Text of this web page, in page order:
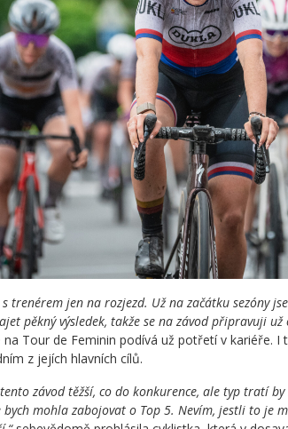
trenérem jen na rozjezd. Už na začátku sezóny
pěkný výsledek, takže se na závod připravuji už
na Tour de Feminin podívá už potřetí v kariéře.
z jejích hlavních cílů.
závod těžší, co do konkurence, ale typ tratí
bych mohla zabojovat o Top 5. Nevím, jestli to je